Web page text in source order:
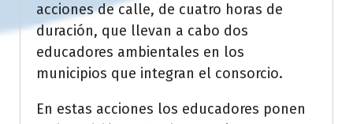
acciones de calle, de cuatro horas de
duración, que llevan a cabo dos
educadores ambientales en los
municipios que integran el consorcio.
En estas acciones los educadores ponen